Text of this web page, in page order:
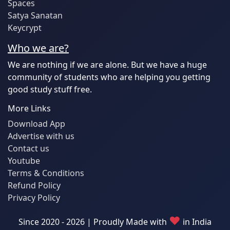
Spaces
Satya Sanatan
Keycrypt
Who we are?
We are nothing if we are alone. But we have a huge
community of students who are helping you getting
good study stuff free.
More Links
Download App
Advertise with us
Contact us
Youtube
Terms & Conditions
Refund Policy
Privacy Policy
Since 2020 - 2026 | Proudly Made with ♥ in India